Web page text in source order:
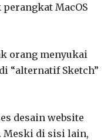
MacOS
orang menyukai
“alternatif Sketch”
desain website
Meski di sisi lain,